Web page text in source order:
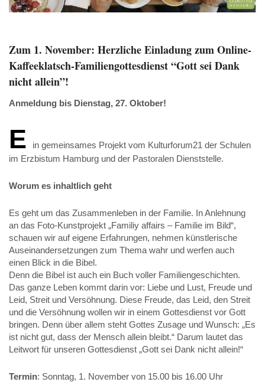
Zum 1. November: Herzliche Einladung zum Online-
Kaffeeklatsch-Familiengottesdienst “Gott sei Dank
nicht allein”!
Anmeldung bis Dienstag, 27. Oktober!
E
in gemeinsames Projekt vom Kulturforum21 der Schulen
im Erzbistum Hamburg und der Pastoralen Dienststelle.
Worum es inhaltlich geht
Es geht um das Zusammenleben in der Familie. In Anlehnung
an das Foto-Kunstprojekt „Familiy affairs – Familie im Bild“,
schauen wir auf eigene Erfahrungen, nehmen künstlerische
Auseinandersetzungen zum Thema wahr und werfen auch
einen Blick in die Bibel.
Denn die Bibel ist auch ein Buch voller Familiengeschichten.
Das ganze Leben kommt darin vor: Liebe und Lust, Freude und
Leid, Streit und Versöhnung. Diese Freude, das Leid, den Streit
und die Versöhnung wollen wir in einem Gottesdienst vor Gott
bringen. Denn über allem steht Gottes Zusage und Wunsch: „Es
ist nicht gut, dass der Mensch allein bleibt.“ Darum lautet das
Leitwort für unseren Gottesdienst „Gott sei Dank nicht allein!“
Termin: Sonntag, 1. November von 15.00 bis 16.00 Uhr